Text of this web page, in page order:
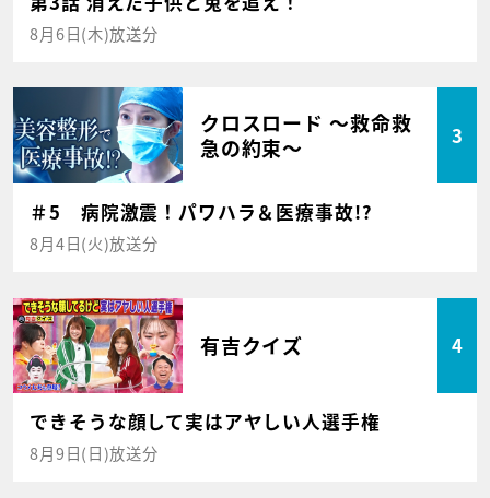
8月6日(木)放送分
クロスロード ～救命救
急の約束～
3
＃5 病院激震！パワハラ＆医療事故!?
8月4日(火)放送分
有吉クイズ 4
できそうな顔して実はアヤしい人選手権
8月9日(日)放送分